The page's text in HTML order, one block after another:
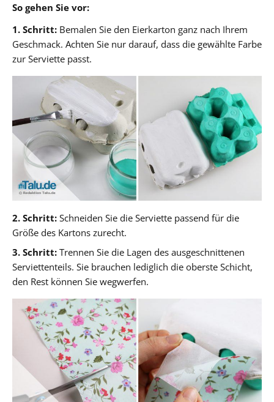
So gehen Sie vor:
1. Schritt: Bemalen Sie den Eierkarton ganz nach Ihrem
Geschmack. Achten Sie nur darauf, dass die gewählte Farbe
zur Serviette passt.
2. Schritt: Schneiden Sie die Serviette passend für die
Größe des Kartons zurecht.
3. Schritt: Trennen Sie die Lagen des ausgeschnittenen
Serviettenteils. Sie brauchen lediglich die oberste Schicht,
den Rest können Sie wegwerfen.